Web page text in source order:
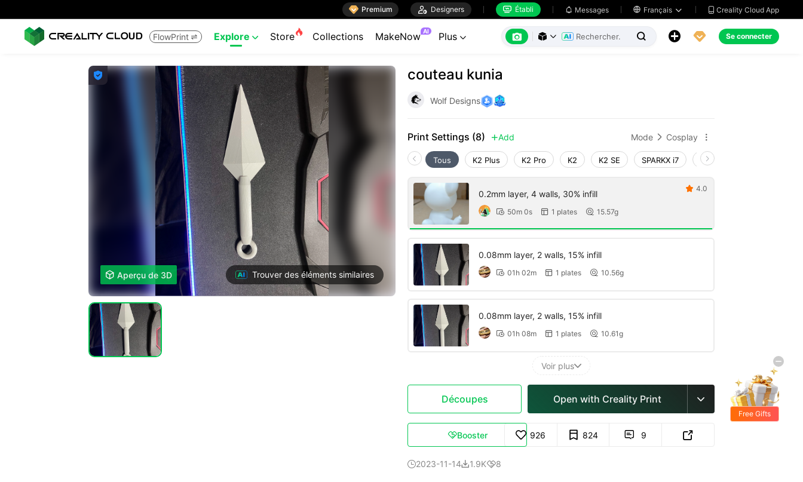
 Premium  Designers  Établi  Messages  Français   Creality Cloud App
FlowPrint  Explore  Store Collections MakeNow AI Plus        Se connecter

 Aperçu de 3D Trouver des éléments similaires
couteau kunia
Wolf Designs
Print Settings (8) Add Mode  Cosplay 
Tous K2 Plus K2 Pro K2 K2 SE SPARKX i7 Creality Hi
0.2mm layer, 4 walls, 30% infill
 50m 0s  1 plates  15.57g
 4.0
0.08mm layer, 2 walls, 15% infill
 01h 02m  1 plates  10.56g
0.08mm layer, 2 walls, 15% infill
 01h 08m  1 plates  10.61g
Voir plus
Découpes Open with Creality Print 
Booster 926 824  9 
2023-11-141.9K8
Free Gifts